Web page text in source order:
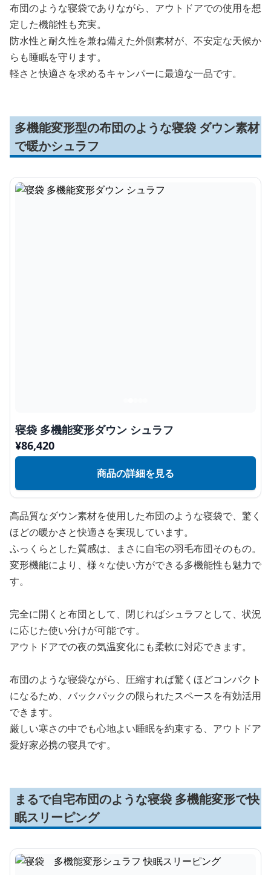
布団のような寝袋でありながら、アウトドアでの使用を想
定した機能性も充実。
防水性と耐久性を兼ね備えた外側素材が、不安定な天候か
らも睡眠を守ります。
軽さと快適さを求めるキャンパーに最適な一品です。
多機能変形型の布団のような寝袋 ダウン素材
で暖かシュラフ
寝袋 多機能変形ダウン シュラフ
¥86,420
商品の詳細を見る
高品質なダウン素材を使用した布団のような寝袋で、驚く
ほどの暖かさと快適さを実現しています。
ふっくらとした質感は、まさに自宅の羽毛布団そのもの。
変形機能により、様々な使い方ができる多機能性も魅力で
す。
完全に開くと布団として、閉じればシュラフとして、状況
に応じた使い分けが可能です。
アウトドアでの夜の気温変化にも柔軟に対応できます。
布団のような寝袋ながら、圧縮すれば驚くほどコンパクト
になるため、バックパックの限られたスペースを有効活用
できます。
厳しい寒さの中でも心地よい睡眠を約束する、アウトドア
愛好家必携の寝具です。
まるで自宅布団のような寝袋 多機能変形で快
眠スリーピング